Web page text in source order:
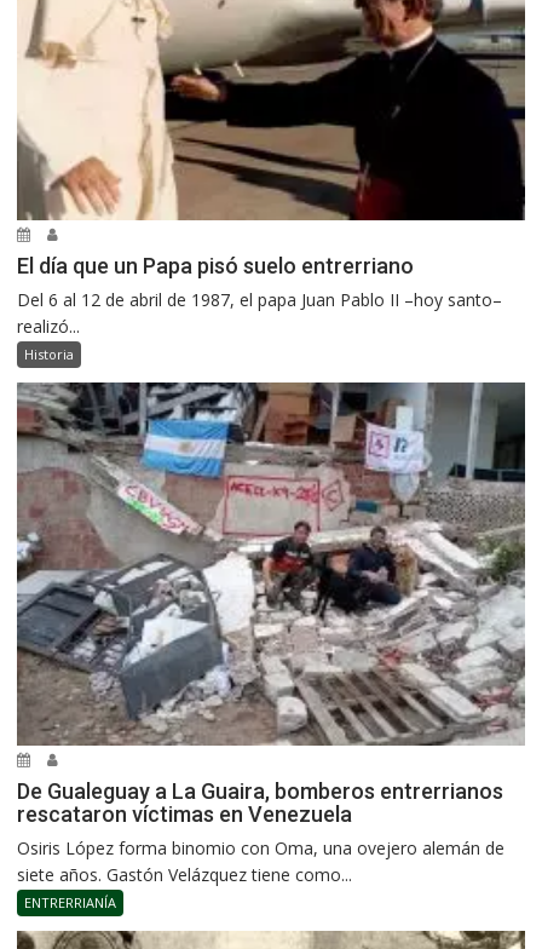
El día que un Papa pisó suelo entrerriano
Del 6 al 12 de abril de 1987, el papa Juan Pablo II –hoy santo–
realizó...
Historia
De Gualeguay a La Guaira, bomberos entrerrianos
rescataron víctimas en Venezuela
Osiris López forma binomio con Oma, una ovejero alemán de
siete años. Gastón Velázquez tiene como...
ENTRERRIANÍA